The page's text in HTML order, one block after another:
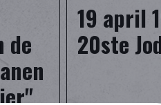
de
19 april
20ste